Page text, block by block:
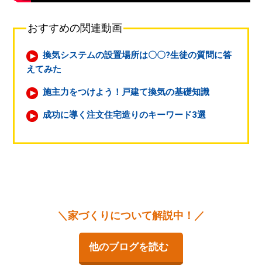
おすすめの関連動画
換気システムの設置場所は〇〇?生徒の質問に答
えてみた
施主力をつけよう！戸建て換気の基礎知識
成功に導く注文住宅造りのキーワード3選
＼家づくりについて解説中！／
他のブログを読む